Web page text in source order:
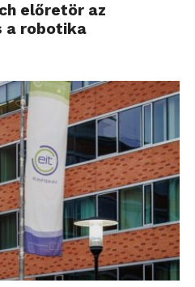
előretör az
a robotika